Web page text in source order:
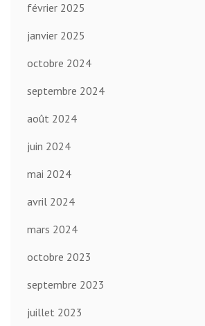
février 2025
janvier 2025
octobre 2024
septembre 2024
août 2024
juin 2024
mai 2024
avril 2024
mars 2024
octobre 2023
septembre 2023
juillet 2023